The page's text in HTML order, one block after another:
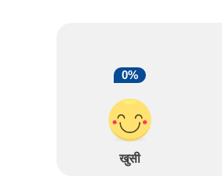
0%
खुसी